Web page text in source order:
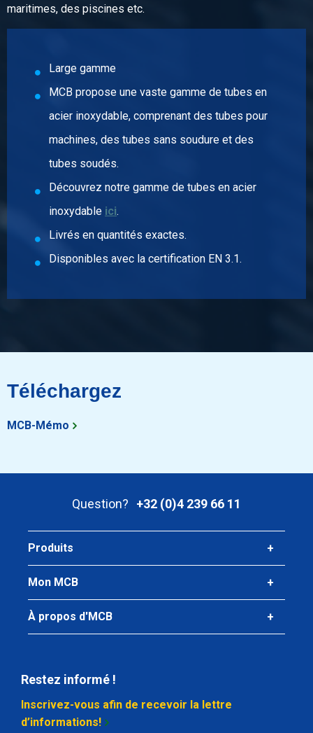
Inox 316 raccord de réduction BSP 1/2Inx1/4In
Poids des pièces en kg
Prix brut
N° d'article
Description
Inox 316 raccord de réduction BSP 1/2Inx3/8In
Poids des pièces en kg
Prix brut
Sélectionner
N° d'article
Description
Sélectionner
2440-0227-3414
0,06
Sélectionner
2440-0227-3438
Inox 316 raccord de réduction BSP 3/4Inx3/8In
Sélectionner
N° d'article
2440-0227-3412
maritimes, des piscines etc.
Large gamme
MCB propose une vaste gamme de tubes en
acier inoxydable, comprenant des tubes pour
machines, des tubes sans soudure et des
tubes soudés.
Découvrez notre gamme de tubes en acier
inoxydable ici.
Livrés en quantités exactes.
Disponibles avec la certification EN 3.1.
Téléchargez
MCB-Mémo
Question? +32 (0)4 239 66 11
Produits
Mon MCB
À propos d'MCB
Restez informé !
Inscrivez-vous afin de recevoir la lettre
d’informations!